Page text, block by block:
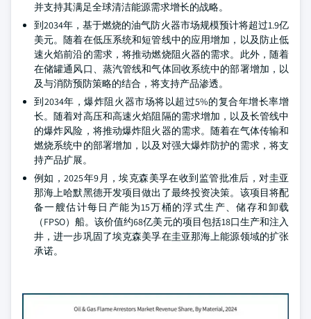
并支持其满足全球清洁能源需求增长的战略。
到2034年，基于燃烧的油气防火器市场规模预计将超过1.9亿
美元。随着在低压系统和短管线中的应用增加，以及防止低
速火焰前沿的需求，将推动燃烧阻火器的需求。此外，随着
在储罐通风口、蒸汽管线和气体回收系统中的部署增加，以
及与消防预防策略的结合，将支持产品渗透。
到2034年，爆炸阻火器市场将以超过5%的复合年增长率增
长。随着对高压和高速火焰阻隔的需求增加，以及长管线中
的爆炸风险，将推动爆炸阻火器的需求。随着在气体传输和
燃烧系统中的部署增加，以及对强大爆炸防护的需求，将支
持产品扩展。
例如，2025年9月，埃克森美孚在收到监管批准后，对圭亚
那海上哈默黑德开发项目做出了最终投资决策。该项目将配
备一艘估计每日产能为15万桶的浮式生产、储存和卸载
（FPSO）船。该价值约68亿美元的项目包括18口生产和注入
井，进一步巩固了埃克森美孚在圭亚那海上能源领域的扩张
承诺。